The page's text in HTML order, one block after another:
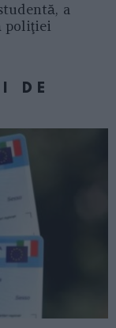
a
poliţiei
DE